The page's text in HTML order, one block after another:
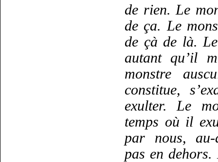
de rien. Le
de ça. Le
de çà de là.
autant qu’il
monstre
constitue,
exulter. Le
temps où il
par nous, au-
pas en